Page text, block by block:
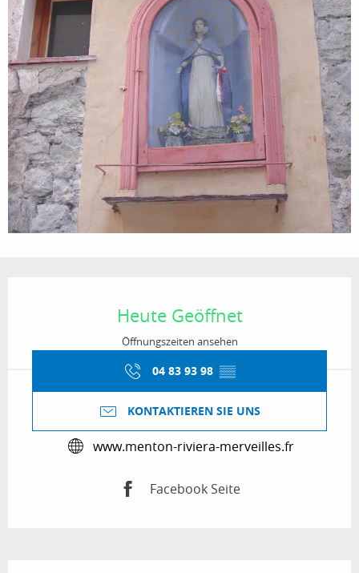
Heute Geöffnet
Öffnungszeiten ansehen
04 83 93 98 ▒▒
KONTAKTIEREN SIE UNS
www.menton-riviera-merveilles.fr
Facebook Seite